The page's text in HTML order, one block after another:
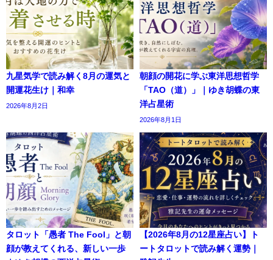
九星気学で読み解く8月の運気と
開運花生け｜和幸
2026年8月2日
朝顔の開花に学ぶ東洋思想哲学
「TAO（道）」｜ゆき胡蝶の東
洋占星術
2026年8月1日
タロット「愚者 The Fool」と朝
顔が教えてくれる、新しい一歩
【2026年8月の12星座占い】ト
ートタロットで読み解く運勢｜